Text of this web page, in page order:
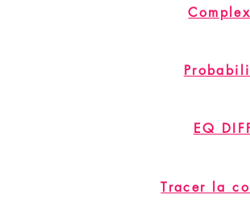
EQ
Tracer la